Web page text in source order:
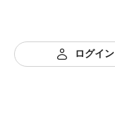
ログイン